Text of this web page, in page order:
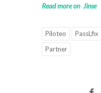
Read more on Jinse
Piloteo PassLfix
Partner